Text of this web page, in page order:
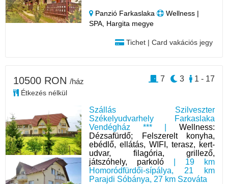
Panzió Farkaslaka
Wellness |
SPA, Hargita megye
Tichet | Card vakációs jegy
Szállás Szilveszter
Székelyudvarhely Farkaslaka
Vendégház *** | Wellness:
Dézsafürdő; Felszerelt konyha,
ebédlő, ellátás, WIFI, terasz, kert-
udvar, filagória, grillező,
játszóhely, parkoló | 19 km
Homoródfürdői-sípálya, 21 km
Parajdi Sóbánya, 27 km Szováta
10500 RON /ház
Étkezés nélkül
1 - 17
3
7